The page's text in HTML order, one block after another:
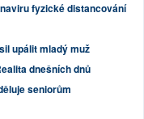
fyzické distancování
upálit mladý muž
dnešních dnů
seniorům